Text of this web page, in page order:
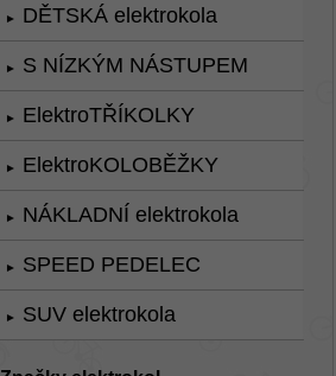
► DĚTSKÁ elektrokola
► S NÍZKÝM NÁSTUPEM
► ElektroTŘÍKOLKY
► ElektroKOLOBĚŽKY
► NÁKLADNÍ elektrokola
► SPEED PEDELEC
► SUV elektrokola